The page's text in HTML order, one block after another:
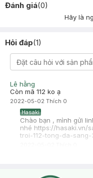
Đánh giá(0)
Hãy là
Hỏi đáp(1)
Lê hằng
Còn mã 112 ko ạ
2022-05-02 Thích 0
Hasaki
Chào bạn , mình gửi
nhé https://hasaki.vn/
troi-112-tong-da-